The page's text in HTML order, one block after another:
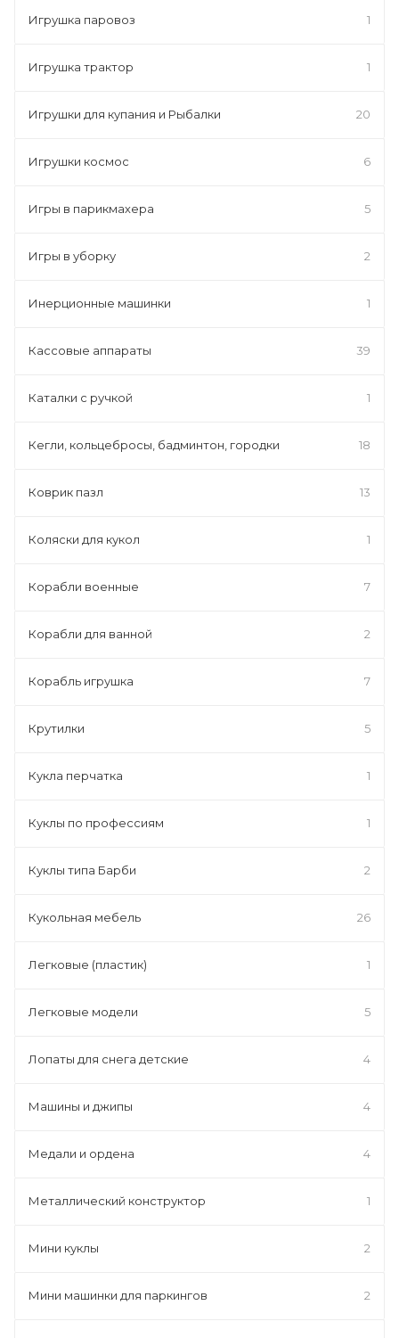
Игрушка паровоз 1
Игрушка трактор 1
Игрушки для купания и Рыбалки 20
Игрушки космос 6
Игры в парикмахера 5
Игры в уборку 2
Инерционные машинки 1
Кассовые аппараты 39
Каталки с ручкой 1
Кегли, кольцебросы, бадминтон, городки 18
Коврик пазл 13
Коляски для кукол 1
Корабли военные 7
Корабли для ванной 2
Корабль игрушка 7
Крутилки 5
Кукла перчатка 1
Куклы по профессиям 1
Куклы типа Барби 2
Кукольная мебель 26
Легковые (пластик) 1
Легковые модели 5
Лопаты для снега детские 4
Машины и джипы 4
Медали и ордена 4
Металлический конструктор 1
Мини куклы 2
Мини машинки для паркингов 2